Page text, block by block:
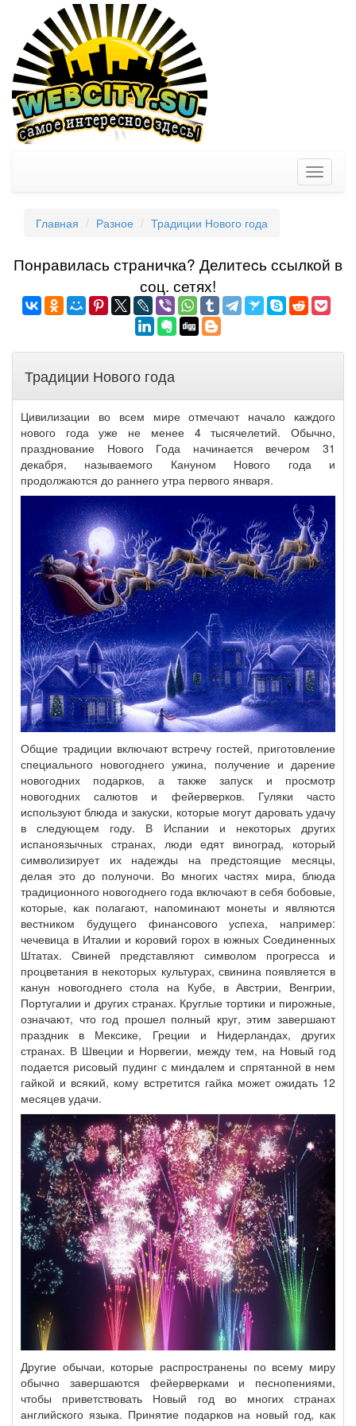
Toggle
Главная Разное Традиции Нового года
Понравилась страничка? Делитеcь ссылкой в
соц. сетях!
Традиции Нового года
Цивилизации во всем мире отмечают начало каждого
нового года уже не менее 4 тысячелетий. Обычно,
празднование Нового Года начинается вечером 31
декабря, называемого Кануном Нового года и
продолжаются до раннего утра первого января.
Общие традиции включают встречу гостей, приготовление
специального новогоднего ужина, получение и дарение
новогодних подарков, а также запуск и просмотр
новогодних салютов и фейерверков. Гуляки часто
используют блюда и закуски, которые могут даровать удачу
в следующем году. В Испании и некоторых других
испаноязычных странах, люди едят виноград, который
символизирует их надежды на предстоящие месяцы,
делая это до полуночи. Во многих частях мира, блюда
традиционного новогоднего года включают в себя бобовые,
которые, как полагают, напоминают монеты и являются
вестником будущего финансового успеха, например:
чечевица в Италии и коровий горох в южных Соединенных
Штатах. Свиней представляют символом прогресса и
процветания в некоторых культурах, свинина появляется в
канун новогоднего стола на Кубе, в Австрии, Венгрии,
Португалии и других странах. Круглые тортики и пирожные,
означают, что год прошел полный круг, этим завершают
праздник в Мексике, Греции и Нидерландах, других
странах. В Швеции и Норвегии, между тем, на Новый год
подается рисовый пудинг с миндалем и спрятанной в нем
гайкой и всякий, кому встретится гайка может ожидать 12
месяцев удачи.
Другие обычаи, которые распространены по всему миру
обычно завершаются фейерверками и песнопениями,
чтобы приветствовать Новый год во многих странах
английского языка. Принятие подарков на новый год, как